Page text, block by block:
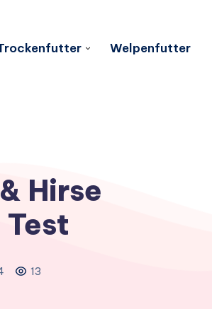
Welpenfutter
Hirse
Test
13